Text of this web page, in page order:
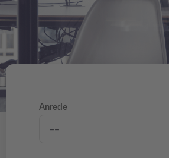
Anrede